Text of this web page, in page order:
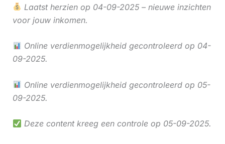
Laatst herzien op 04-09-2025 – nieuwe inzichten
voor jouw inkomen.
Online verdienmogelijkheid gecontroleerd op 04-
09-2025.
Online verdienmogelijkheid gecontroleerd op 05-
09-2025.
Deze content kreeg een controle op 05-09-2025.